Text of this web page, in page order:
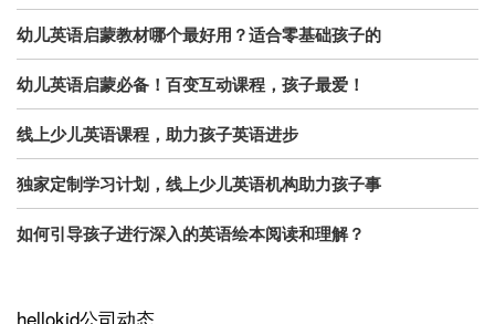
幼儿英语启蒙教材哪个最好用？适合零基础孩子的
幼儿英语启蒙必备！百变互动课程，孩子最爱！
线上少儿英语课程，助力孩子英语进步
独家定制学习计划，线上少儿英语机构助力孩子事
如何引导孩子进行深入的英语绘本阅读和理解？
hellokid公司动态